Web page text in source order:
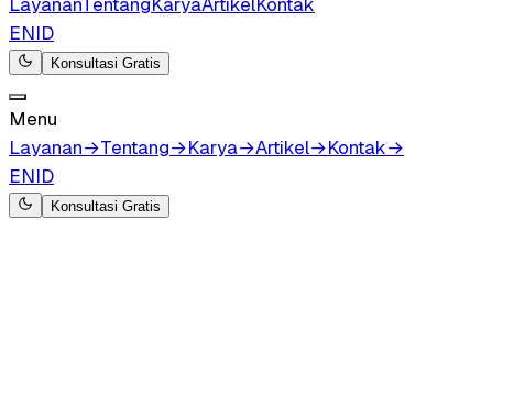
ENID
Konsultasi Gratis
Menu
Layanan→Tentang→Karya→Artikel→Kontak→
ENID
Konsultasi Gratis